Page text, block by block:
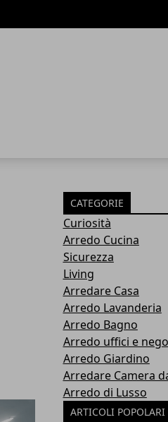
CATEGORIE
Curiosità
Arredo Cucina
Sicurezza
Living
Arredare Casa
Arredo Lavanderia
Arredo Bagno
Arredo uffici e
Arredo Giardino
Arredare Camera
Arredo di Lusso
ARTICOLI POPOLARI